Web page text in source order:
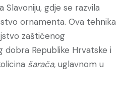
Slavoniju, gdje se razvila
ornamenta. Ova tehnika
zaštićenog
Republike Hrvatske i
šarača, uglavnom u